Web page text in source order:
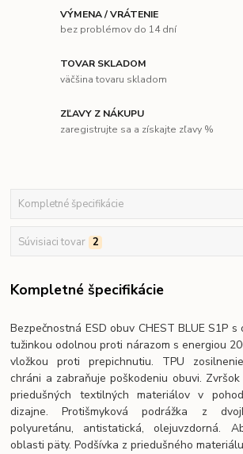
VÝMENA / VRÁTENIE
bez problémov do 14 dní
TOVAR SKLADOM
väčšina tovaru skladom
ZĽAVY Z NÁKUPU
zaregistrujte sa a získajte zľavy %
Kompletné špecifikácie
Súvisiaci tovar 2
Kompletné špecifikácie
Bezpečnostná ESD obuv CHEST BLUE S1P
tužinkou odolnou proti nárazom s energiou
vložkou proti prepichnutiu. TPU
chráni a zabraňuje poškodeniu obuvi.
priedušných textilných materiálov v
dizajne. Protišmyková podrážka z
polyuretánu, antistatická, olejuvzdorná.
oblasti päty. Podšívka z priedušného